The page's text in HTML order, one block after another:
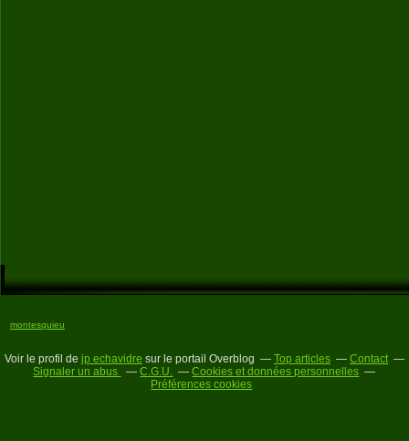
montesquieu
Voir le profil de jp echavidre sur le portail Overblog Top articles
Contact
Signaler un abus
C.G.U.
Cookies et données personnelles
Préférences cookies